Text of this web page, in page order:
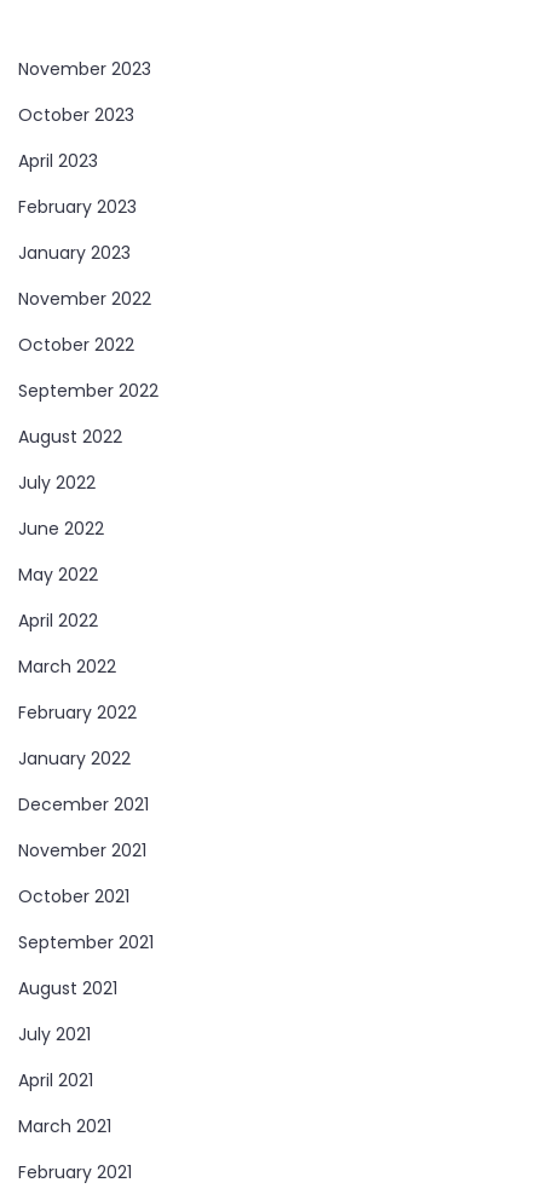
November 2023
October 2023
April 2023
February 2023
January 2023
November 2022
October 2022
September 2022
August 2022
July 2022
June 2022
May 2022
April 2022
March 2022
February 2022
January 2022
December 2021
November 2021
October 2021
September 2021
August 2021
July 2021
April 2021
March 2021
February 2021